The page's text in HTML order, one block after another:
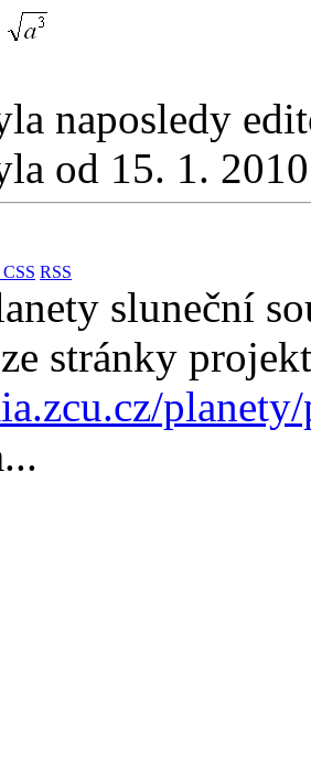
naposledy
od 15. 1.
CSS RSS
sluneční
stránky